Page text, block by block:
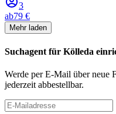
3
ab79 €
Mehr laden
Suchagent für Kölleda
Werde per E-Mail über neue
jederzeit abbestellbar.